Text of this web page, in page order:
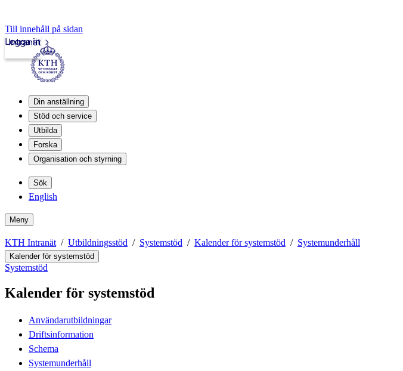
Till innehåll på sidan
Intranät
Logga in
Din anställning
Stöd och service
Utbilda
Forska
Organisation och styrning
Sök
English
Meny
KTH Intranät Utbildningsstöd Systemstöd Kalender för systemstöd Systemunderhåll
Kalender för systemstöd
Systemstöd
Kalender för systemstöd
Användarutbildningar
Driftsinformation
Schema
Systemunderhåll